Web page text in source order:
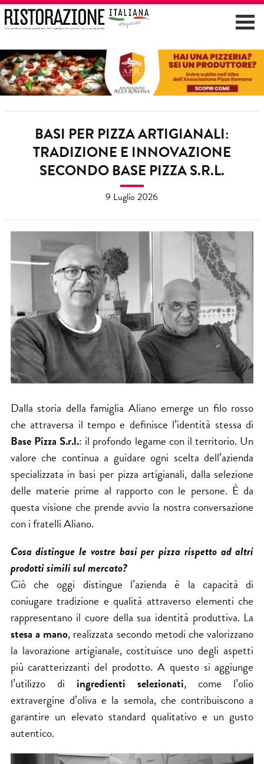
BASI PER PIZZA ARTIGIANALI:
TRADIZIONE E INNOVAZIONE
SECONDO BASE PIZZA S.R.L.
9 Luglio 2026
Dalla storia della famiglia Aliano emerge un filo rosso
che attraversa il tempo e definisce l’identità stessa di
Base Pizza S.r.l.: il profondo legame con il territorio. Un
valore che continua a guidare ogni scelta dell’azienda
specializzata in basi per pizza artigianali, dalla selezione
delle materie prime al rapporto con le persone. È da
questa visione che prende avvio la nostra conversazione
con i fratelli Aliano.
Cosa distingue le vostre basi per pizza rispetto ad altri
prodotti simili sul mercato?
Ciò che oggi distingue l’azienda è la capacità di
coniugare tradizione e qualità attraverso elementi che
rappresentano il cuore della sua identità produttiva. La
stesa a mano, realizzata secondo metodi che valorizzano
la lavorazione artigianale, costituisce uno degli aspetti
più caratterizzanti del prodotto. A questo si aggiunge
l’utilizzo di ingredienti selezionati, come l’olio
extravergine d’oliva e la semola, che contribuiscono a
garantire un elevato standard qualitativo e un gusto
autentico.